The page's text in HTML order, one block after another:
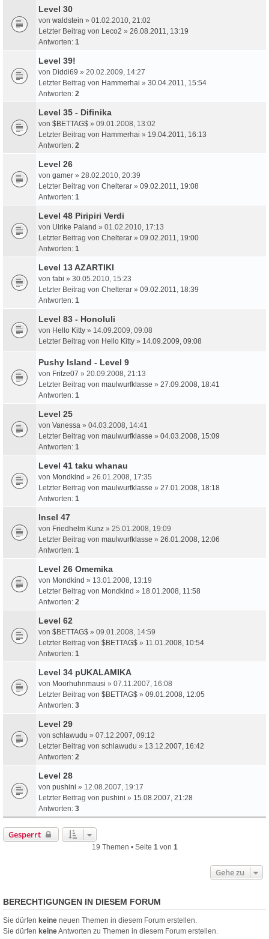
Level 30
von waldstein » 01.02.2010, 21:02
Letzter Beitrag von Leco2 » 26.08.2011, 13:19
Antworten: 1
Level 39!
von Diddi69 » 20.02.2009, 14:27
Letzter Beitrag von Hammerhai » 30.04.2011, 15:54
Antworten: 2
Level 35 - Difinika
von $BETTAG$ » 09.01.2008, 13:02
Letzter Beitrag von Hammerhai » 19.04.2011, 16:13
Antworten: 2
Level 26
von gamer » 28.02.2010, 20:39
Letzter Beitrag von Chelterar » 09.02.2011, 19:08
Antworten: 1
Level 48 Piripiri Verdi
von Ulrike Paland » 01.02.2010, 17:13
Letzter Beitrag von Chelterar » 09.02.2011, 19:00
Antworten: 1
Level 13 AZARTIKI
von fabi » 30.05.2010, 15:23
Letzter Beitrag von Chelterar » 09.02.2011, 18:39
Antworten: 1
Level 83 - Honoluli
von Hello Kitty » 14.09.2009, 09:08
Letzter Beitrag von Hello Kitty » 14.09.2009, 09:08
Pushy Island - Level 9
von Fritze07 » 20.09.2008, 21:13
Letzter Beitrag von maulwurfklasse » 27.09.2008, 18:41
Antworten: 1
Level 25
von Vanessa » 04.03.2008, 14:41
Letzter Beitrag von maulwurfklasse » 04.03.2008, 15:09
Antworten: 1
Level 41 taku whanau
von Mondkind » 26.01.2008, 17:35
Letzter Beitrag von maulwurfklasse » 27.01.2008, 18:18
Antworten: 1
Insel 47
von Friedhelm Kunz » 25.01.2008, 19:09
Letzter Beitrag von maulwurfklasse » 26.01.2008, 12:06
Antworten: 1
Level 26 Omemika
von Mondkind » 13.01.2008, 13:19
Letzter Beitrag von Mondkind » 18.01.2008, 11:58
Antworten: 2
Level 62
von $BETTAG$ » 09.01.2008, 14:59
Letzter Beitrag von $BETTAG$ » 11.01.2008, 10:54
Antworten: 1
Level 34 pUKALAMIKA
von Moorhuhnmausi » 07.11.2007, 16:08
Letzter Beitrag von $BETTAG$ » 09.01.2008, 12:05
Antworten: 3
Level 29
von schlawudu » 07.12.2007, 09:12
Letzter Beitrag von schlawudu » 13.12.2007, 16:42
Antworten: 2
Level 28
von pushini » 12.08.2007, 19:17
Letzter Beitrag von pushini » 15.08.2007, 21:28
Antworten: 3
Gesperrt
19 Themen • Seite 1von 1
Gehe zu
BERECHTIGUNGEN IN DIESEM FORUM
Sie dürfen keine neuen Themen in diesem Forum erstellen.
Sie dürfen keineAntworten zu Themen in diesem Forum erstellen.